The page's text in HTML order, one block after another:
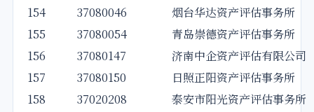
154
37080046
烟台华达资产评估事务所
155
37080054
青岛崇德资产评估事务所
156
37080147
济南中企资产评估有限公司
157
37080150
日照正阳资产评估事务所
158
37020208
泰安市阳光资产评估事务所